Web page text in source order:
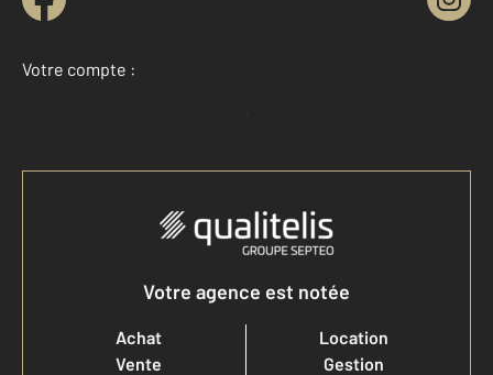
Votre compte :
Accéder à mon compte
Votre agence est notée
Achat
Vente
Location
Gestion